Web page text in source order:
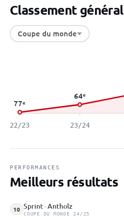
Classement général
Coupe du monde
77e
22/23
64e
23/24
PERFORMANCES
Meilleurs résultats
10 Sprint · Antholz
COUPE DU MONDE 24/25